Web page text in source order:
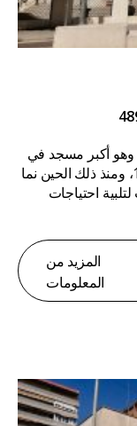
وهو أكبر مسجد في
مجتمع بلنسية. وقد افتتح أبوابه في عام 1994، ومنذ ذلك الحين نما
احتياجات
المزيد من
المعلومات